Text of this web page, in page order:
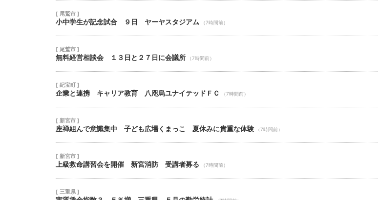
[ 尾鷲市 ]
小中学生が記念試合 ９日 ヤーヤスタジアム （7時間前）
[ 尾鷲市 ]
無料経営相談会 １３日と２７日に会議所 （7時間前）
[ 紀宝町 ]
企業と連携 キャリア教育 八咫烏ユナイテッドＦＣ （7時間前）
[ 新宮市 ]
座禅組んで意識集中 子ども広場くまっこ 夏休みに貴重な体験 （7時間前）
[ 新宮市 ]
上級救命講習会を開催 新宮消防 受講者募る （7時間前）
[ 三重県 ]